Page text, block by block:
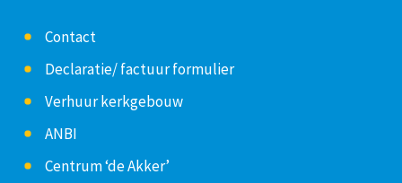
Contact
Declaratie/ factuur formulier
Verhuur kerkgebouw
ANBI
Centrum ‘de Akker’